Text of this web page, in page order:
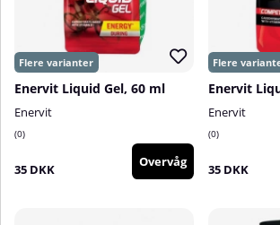
Enervit Liquid Gel, 60 ml
Enervit
0
35 DKK Overvåg
Enervit
0
35 DKK